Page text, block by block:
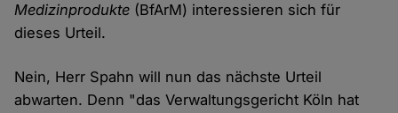
Medizinprodukte (BfArM) interessieren sich für
dieses Urteil.
Nein, Herr Spahn will nun das nächste Urteil
abwarten. Denn "das Verwaltungsgericht Köln hat